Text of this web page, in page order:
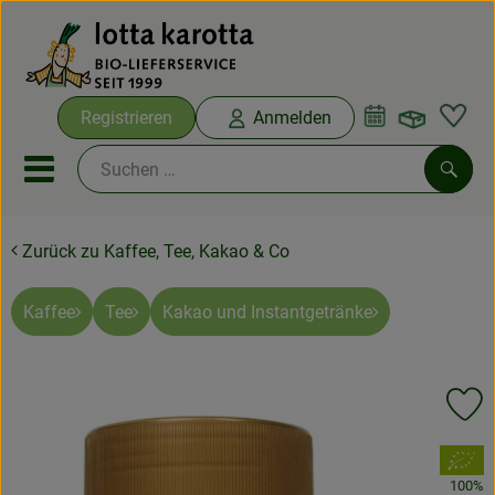
Registrieren Anmelden
Mobiles Menu öffnen oder
Ökokisten
Bio-Kochboxen
Zurück zu Kaffee, Tee, Kakao & Co
Kaffee Tee Kakao und Instantgetränke
, Verband:
100%